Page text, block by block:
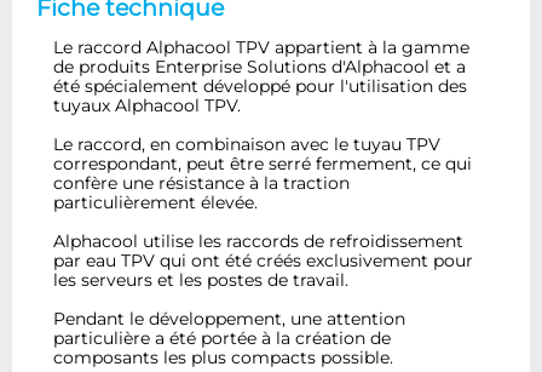
Fiche technique
Le raccord Alphacool TPV appartient à la gamme
de produits Enterprise Solutions d'Alphacool et a
été spécialement développé pour l'utilisation des
tuyaux Alphacool TPV.
Le raccord, en combinaison avec le tuyau TPV
correspondant, peut être serré fermement, ce qui
confère une résistance à la traction
particulièrement élevée.
Alphacool utilise les raccords de refroidissement
par eau TPV qui ont été créés exclusivement pour
les serveurs et les postes de travail.
Pendant le développement, une attention
particulière a été portée à la création de
composants les plus compacts possible.